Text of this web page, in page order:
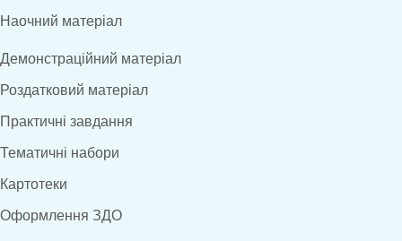
Наочний матеріал
Демонстраційний матеріал
Роздатковий матеріал
Практичні завдання
Тематичні набори
Картотеки
Оформлення ЗДО